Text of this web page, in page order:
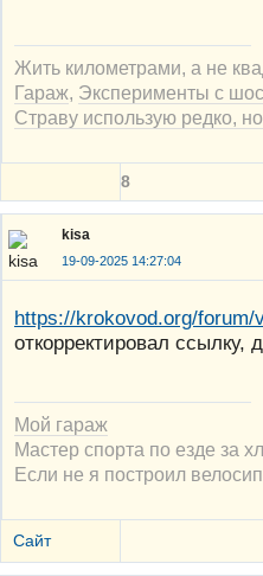
Жить километрами, а не
Гараж, Эксперименты с
Страву использую редко,
8
kisa
19-09-2025 14:27:04
https://krokovod.org/
откорректировал ссылку,
Мой гараж
Мастер спорта по езде за
Если не я построил
Сайт